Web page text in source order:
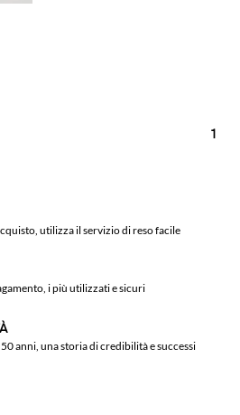
1
utilizza il servizio di reso facile
i più utilizzati e sicuri
anni, una storia di credibilità e successi